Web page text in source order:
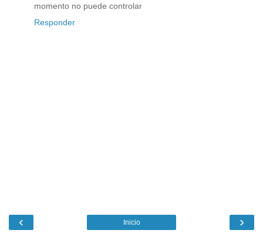
momento no puede controlar
Responder
‹ ›
Inicio